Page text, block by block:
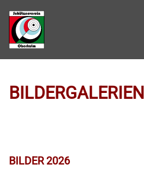
Zum Hauptinhalt springen
BILDERGALERIEN
BILDER 2026